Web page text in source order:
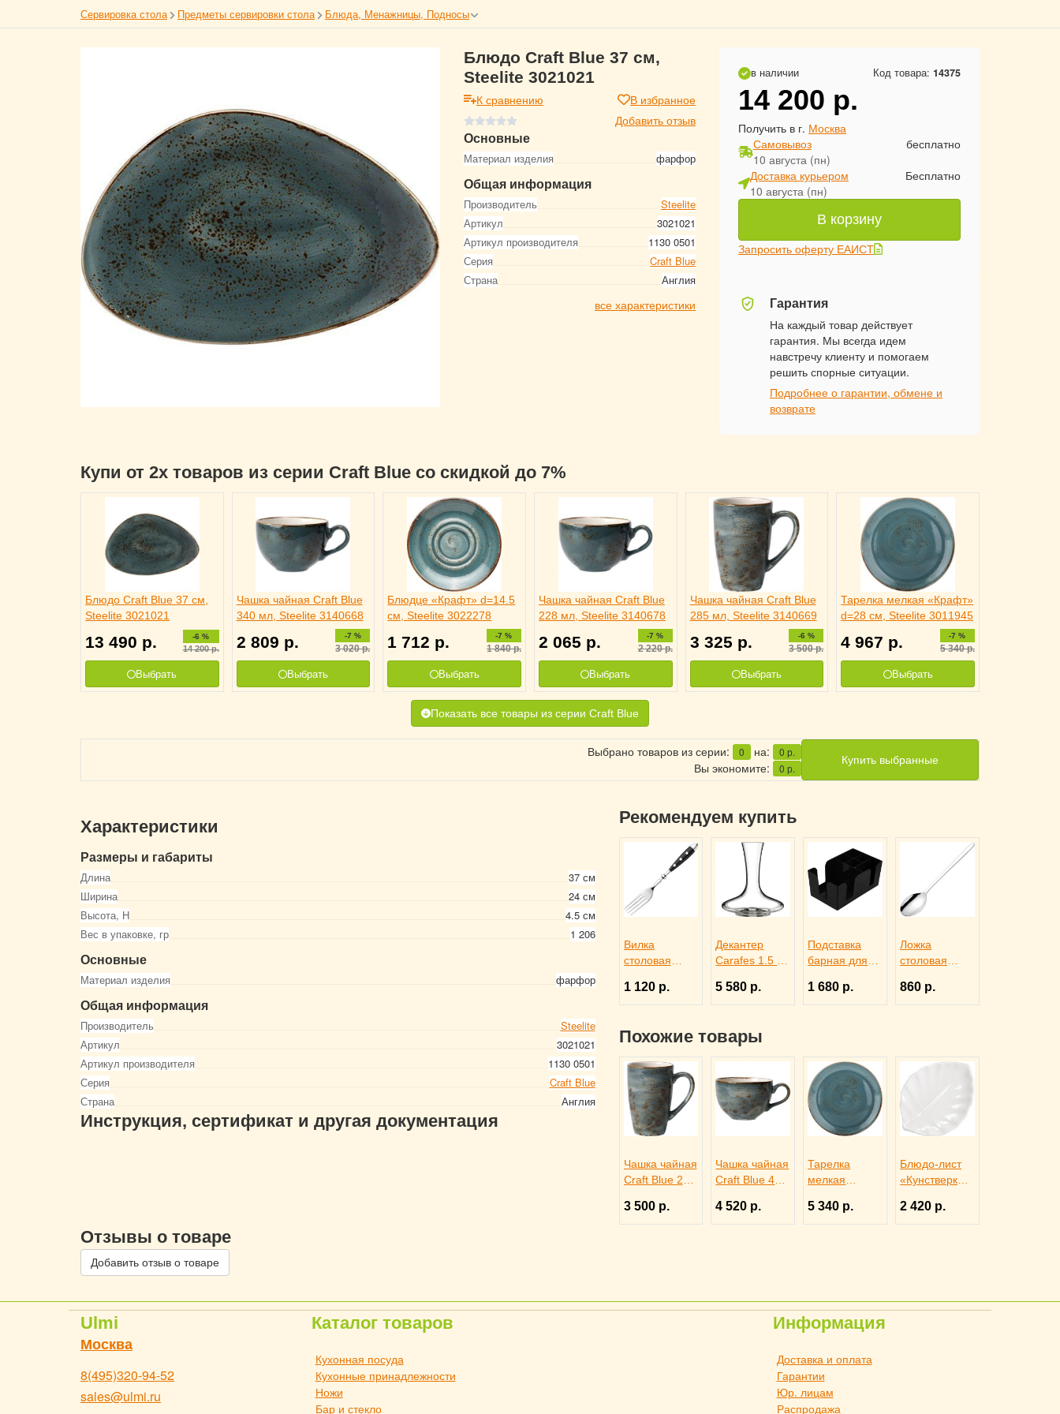
Сервировка стола Предметы сервировки стола Блюда, Менажницы, Подносы
Блюдо Craft Blue 37 см,
Steelite 3021021
К сравнению
В избранное
Добавить отзыв
Основные
Материал изделия фарфор
Общая информация
Производитель
Steelite
Артикул
3021021
Артикул производителя
1130 0501
Серия
Craft Blue
Страна
Англия
все характеристики
в наличии Код товара: 14375
14 200 р.
Получить в г. Москва
Самовывоз
10 августа (пн)
бесплатно
Доставка курьером
10 августа (пн)
Бесплатно
В корзину
Запросить оферту ЕАИСТ
Гарантия
На каждый товар действует
гарантия. Мы всегда идем
навстречу клиенту и помогаем
решить спорные ситуации.
Подробнее о гарантии, обмене и
возврате
Купи от 2х товаров из серии Craft Blue со скидкой до 7%
Блюдо Craft Blue 37 см,
Steelite 3021021
13 490 р. -6 %
14 200р.
Выбрать
Чашка чайная Craft Blue
340 мл, Steelite 3140668
2 809 р. -7 %
3 020р.
Выбрать
Блюдце «Крафт» d=14.5
см, Steelite 3022278
1 712 р. -7 %
1 840р.
Выбрать
Чашка чайная Craft Blue
228 мл, Steelite 3140678
2 065 р. -7 %
2 220р.
Выбрать
Чашка чайная Craft Blue
285 мл, Steelite 3140669
3 325 р. -6 %
3 500р.
Выбрать
Тарелка мелкая «Крафт»
d=28 см, Steelite 3011945
4 967 р. -7 %
5 340р.
Выбрать
Показать все товары из серии Craft Blue
Выбрано товаров из серии: 0 на: 0 р.
Вы экономите: 0 р.
Купить выбранные
Характеристики
Размеры и габариты
Длина
37 см
Ширина
24 см
Высота, Н
4.5 см
Вес в упаковке, гр
1 206
Основные
Материал изделия фарфор
Общая информация
Производитель
Steelite
Артикул
3021021
Артикул производителя
1130 0501
Серия
Craft Blue
Страна
Англия
Инструкция, сертификат и другая документация
Рекомендуем купить
Вилка
столовая
Eternum
3110369
1 120 р.
Декантер
Carafes 1.5 л,
5 580 р.
Подставка
барная для
черная,
ProHotel bar
1 680 р.
Ложка
столовая
Eternum
3110142
860 р.
Похожие товары
Чашка чайная
Craft Blue 285
3140669
3 500 р.
Чашка чайная
Craft Blue 450
3140675
4 520 р.
Тарелка
мелкая
см, Steelite
3011945
5 340 р.
Блюдо-лист
«Кунстверк»
L=365 мм
B=255 мм
2 420 р.
Отзывы о товаре
Добавить отзыв о товаре
Ulmi
Москва
8(495)320-94-52
sales@ulmi.ru
Каталог товаров
Кухонная посуда
Кухонные принадлежности
Ножи
Бар и стекло
Информация
Доставка и оплата
Гарантии
Юр. лицам
Распродажа